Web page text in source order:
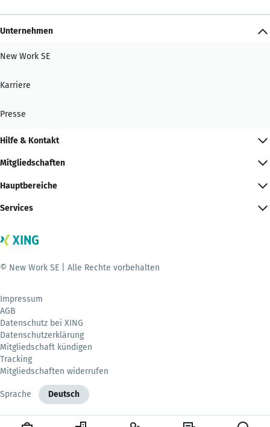
Unternehmen
New Work SE
Karriere
Presse
Hilfe & Kontakt
Mitgliedschaften
Hauptbereiche
Services
© New Work SE | Alle Rechte vorbehalten
Impressum
AGB
Datenschutz bei XING
Datenschutzerklärung
Mitgliedschaft kündigen
Tracking
Mitgliedschaften widerrufen
Sprache Deutsch